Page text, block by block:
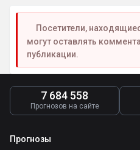
Посетители,
могут оставлять
публикации.
7 684 558
Прогнозов на сайте
Прогнозы